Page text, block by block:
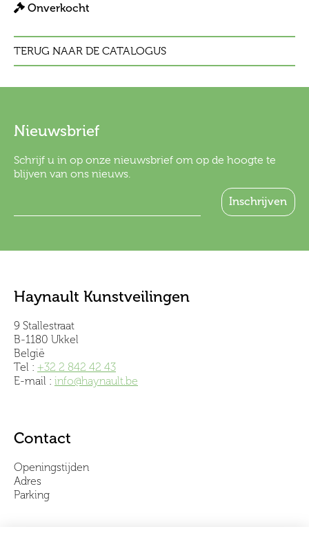
Onverkocht
TERUG NAAR DE CATALOGUS
Nieuwsbrief
Schrijf u in op onze nieuwsbrief om op de hoogte te
blijven van ons nieuws.
Haynault Kunstveilingen
9 Stallestraat
B-1180 Ukkel
België
Tel : +32 2 842 42 43
E-mail : info@haynault.be
Contact
Openingstijden
Adres
Parking